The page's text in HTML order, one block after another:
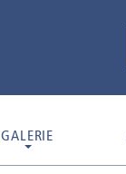
GALERIE